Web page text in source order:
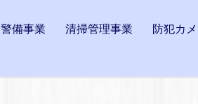
警備事業 清掃管理事業 防犯カ